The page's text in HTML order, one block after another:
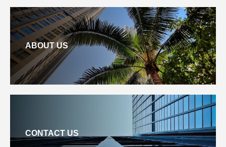
ABOUT US
CONTACT US